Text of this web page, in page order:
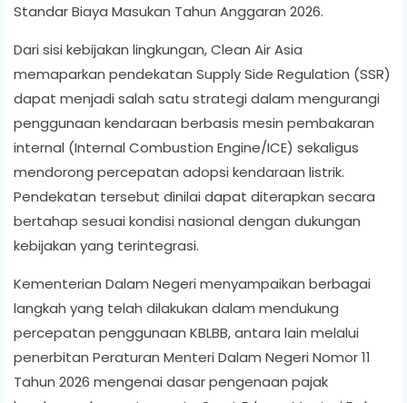
Standar Biaya Masukan Tahun Anggaran 2026.
Dari sisi kebijakan lingkungan, Clean Air Asia
memaparkan pendekatan Supply Side Regulation (SSR)
dapat menjadi salah satu strategi dalam mengurangi
penggunaan kendaraan berbasis mesin pembakaran
internal (Internal Combustion Engine/ICE) sekaligus
mendorong percepatan adopsi kendaraan listrik.
Pendekatan tersebut dinilai dapat diterapkan secara
bertahap sesuai kondisi nasional dengan dukungan
kebijakan yang terintegrasi.
Kementerian Dalam Negeri menyampaikan berbagai
langkah yang telah dilakukan dalam mendukung
percepatan penggunaan KBLBB, antara lain melalui
penerbitan Peraturan Menteri Dalam Negeri Nomor 11
Tahun 2026 mengenai dasar pengenaan pajak